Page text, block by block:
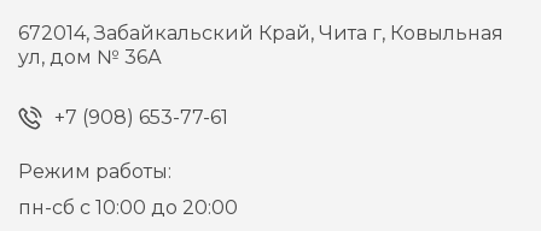
672014,Забайкальский Край, Чита г, Ковыльная
ул, дом № 36А
+7 (908) 653-77-61
Режим работы:
пн-сб с 10:00 до 20:00